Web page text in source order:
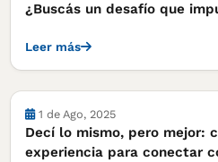
¿Buscás un desafío que
Leer más
1 de Ago, 2025
Decí lo mismo, pero mejor:
experiencia para conectar